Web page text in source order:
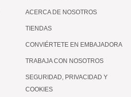
ACERCA DE NOSOTROS
TIENDAS
CONVIÉRTETE EN EMBAJADORA
TRABAJA CON NOSOTROS
SEGURIDAD, PRIVACIDAD Y
COOKIES